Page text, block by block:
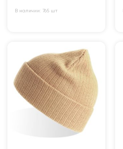
В наличии: 765 шт